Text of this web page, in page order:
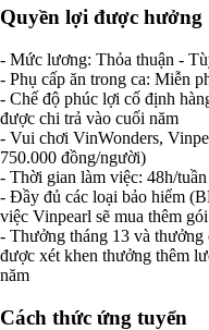
Quyền lợi được hưởng
- Mức lương: Thỏa thuận -
- Phụ cấp ăn trong ca: Miễn
- Chế độ phúc lợi cố định
được chi trả vào cuối năm
- Vui chơi VinWonders,
750.000 đồng/người)
- Thời gian làm việc: 48h/
- Đầy đủ các loại bảo hiểm
việc Vinpearl sẽ mua thêm
- Thưởng tháng 13 và
được xét khen thưởng thêm
năm
Cách thức ứng tuyển